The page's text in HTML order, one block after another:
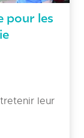
pour les
leur